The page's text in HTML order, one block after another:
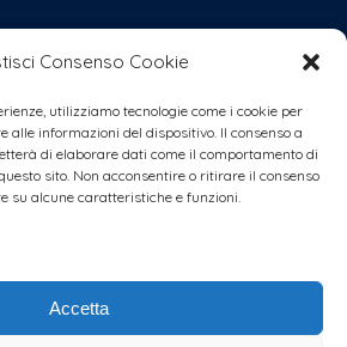
Consenso Cookie
utilizziamo tecnologie come i cookie per
alle informazioni del dispositivo. Il consenso a
di elaborare dati come il comportamento di
sito. Non acconsentire o ritirare il consenso
su alcune caratteristiche e funzioni.
Accetta
questione
una mano concreta alla
banchetti, video,
ecc.)